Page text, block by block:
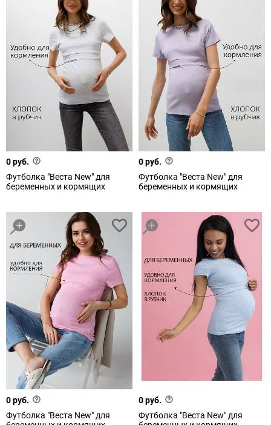
0 руб.
Футболка "Веста New" для
беременных и кормящих
0 руб.
Футболка "Веста New" для
беременных и кормящих
0 руб.
Футболка "Веста New" для
0 руб.
Футболка "Веста New" для